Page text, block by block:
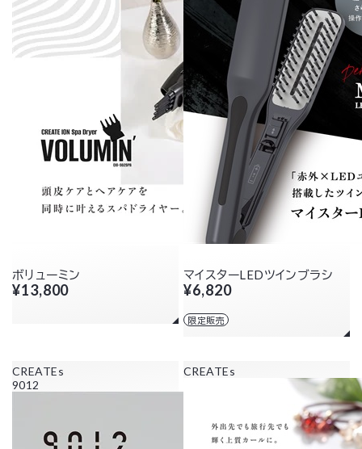
ボリューミン
¥13,800
マイスターLEDツインブラシ
¥6,820
限定販売
CREATEs
9012
CREATEs